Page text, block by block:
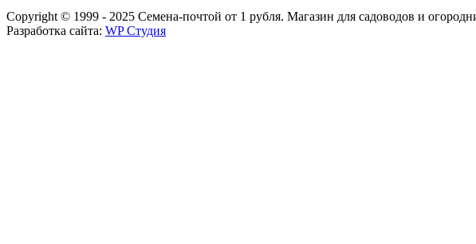
Copyright © 1999 - 2025 Семена-почтой от 1 рубля. Магазин для садоводов и
Разработка сайта: WP Студия